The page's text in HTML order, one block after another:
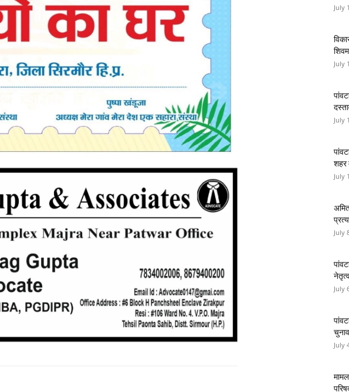
July
July
July
शहर
July
July
July
July